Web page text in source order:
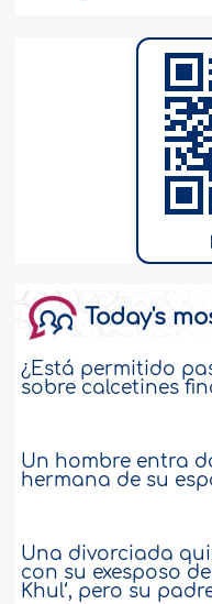
Today's
¿Está permitido
sobre calcetines
Un hombre entra
hermana de su
Una divorciada
con su exesposo
Khul‘, pero su